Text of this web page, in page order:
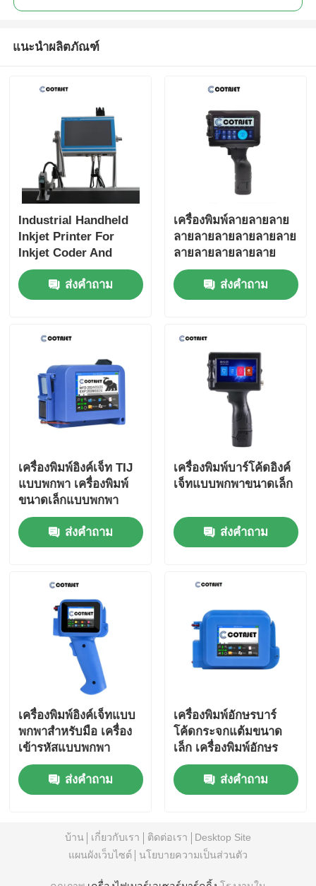
แนะนำผลิตภัณฑ์
Industrial Handheld
Inkjet Printer For
Inkjet Coder And
Inkjet Marking
ส่งคำถาม
เครื่องพิมพ์ลายลายลาย
ลายลายลายลายลายลาย
ลายลายลายลายลาย
ส่งคำถาม
เครื่องพิมพ์อิงค์เจ็ท TIJ
แบบพกพา เครื่องพิมพ์
ขนาดเล็กแบบพกพา
ส่งคำถาม
เครื่องพิมพ์บาร์โค้ดอิงค์
เจ็ทแบบพกพาขนาดเล็ก
ส่งคำถาม
เครื่องพิมพ์อิงค์เจ็ทแบบ
พกพาสำหรับมือ เครื่อง
เข้ารหัสแบบพกพา
สำหรับหมายเลขแบทช์
ส่งคำถาม
เครื่องพิมพ์อักษรบาร์
โค้ดกระจกแต้มขนาด
เล็ก เครื่องพิมพ์อักษร
บาร์โค้ดขนาดเล็ก
เครื่องพิมพ์วันหมดอายุ
เครื่องพิมพ์อักษรบาร์
ส่งคำถาม
บ้าน เกี่ยวกับเรา ติดต่อเรา
Desktop Site
แผนผังเว็บไซต์
นโยบายความเป็นส่วนตัว